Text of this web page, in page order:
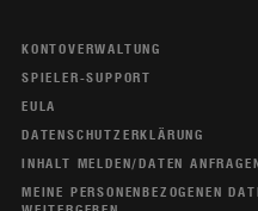
KONTOVERWALTUNG
SPIELER-SUPPORT
EULA
DATENSCHUTZERKLÄRUNG
INHALT MELDEN/DATEN
MEINE PERSONENBEZOGENEN